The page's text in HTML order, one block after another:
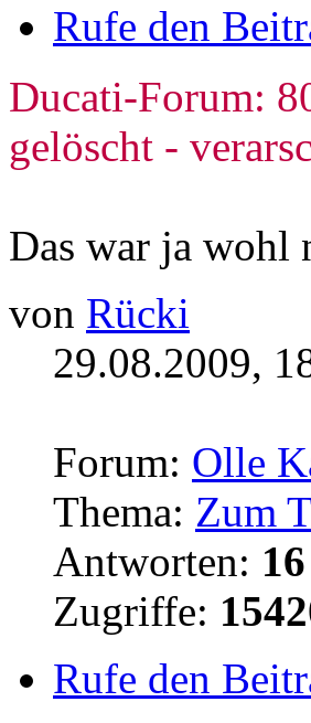
Rufe den
Ducati-Forum:
gelöscht -
Das war ja wohl
von Rücki
29.08.2009,
Forum: Olle
Thema: Zum
Antworten: 16
Zugriffe:
Rufe den